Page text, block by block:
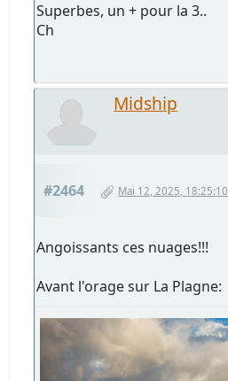
Superbes, un + pour la 3..
Ch
Midship
#2464 Mai 12, 2025, 18:25:10
Angoissants ces nuages!!!
Avant l'orage sur La Plagne: